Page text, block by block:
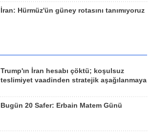
İran: Hürmüz'ün güney rotasını tanımıyoruz
Trump'ın İran hesabı çöktü; koşulsuz
teslimiyet vaadinden stratejik aşağılanmaya
Bugün 20 Safer: Erbain Matem Günü